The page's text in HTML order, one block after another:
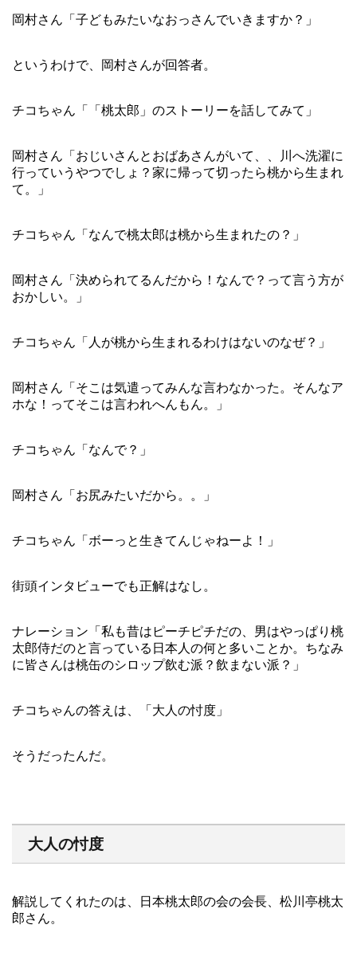
岡村さん「子どもみたいなおっさんでいきますか？」
というわけで、岡村さんが回答者。
チコちゃん「「桃太郎」のストーリーを話してみて」
岡村さん「おじいさんとおばあさんがいて、、川へ洗濯に
行っていうやつでしょ？家に帰って切ったら桃から生まれ
て。」
チコちゃん「なんで桃太郎は桃から生まれたの？」
岡村さん「決められてるんだから！なんで？って言う方が
おかしい。」
チコちゃん「人が桃から生まれるわけはないのなぜ？」
岡村さん「そこは気遣ってみんな言わなかった。そんなア
ホな！ってそこは言われへんもん。」
チコちゃん「なんで？」
岡村さん「お尻みたいだから。。」
チコちゃん「ボーっと生きてんじゃねーよ！」
街頭インタビューでも正解はなし。
ナレーション「私も昔はピーチピチだの、男はやっぱり桃
太郎侍だのと言っている日本人の何と多いことか。ちなみ
に皆さんは桃缶のシロップ飲む派？飲まない派？」
チコちゃんの答えは、「大人の忖度」
そうだったんだ。
大人の忖度
解説してくれたのは、日本桃太郎の会の会長、松川亭桃太
郎さん。